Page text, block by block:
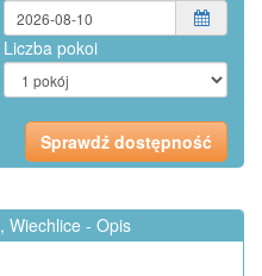
Liczba pokoi
, Wiechlice - Opis